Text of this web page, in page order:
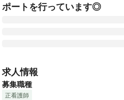
ポートを行っています◎
利用者さまのご自宅に訪問し、在
ら困るかもしれないこと」を見出
す。
求人情報
募集職種
正看護師